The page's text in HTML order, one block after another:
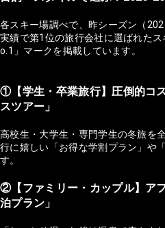
各スキー場調べで、昨シーズン（
実績で第1位の旅行会社に選ばれた
o.1」マークを掲載しています。
①【学生・卒業旅行】圧倒的コ
スツアー」
高校生・大学生・専門学生の冬旅を
行に嬉しい「お得な学割プラン」や
す。
②【ファミリー・カップル】ア
泊プラン」